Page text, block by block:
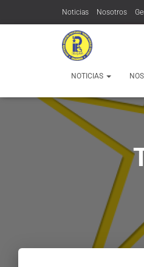
Noticias Nosotros
Contratación:
NOTICIAS